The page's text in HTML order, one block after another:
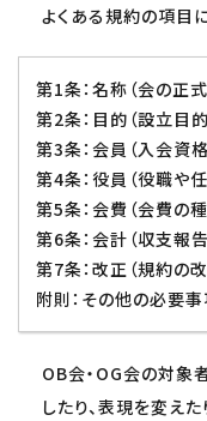
よくある規約の項目
第1条：名称（会の正式
第2条：目的（設立目
第3条：会員（入会資
第4条：役員（役職や
第5条：会費（会費の
第6条：会計（収支報
第7条：改正（規約の
附則：その他の必要
OB会・OG会の対象
したり、表現を変えた